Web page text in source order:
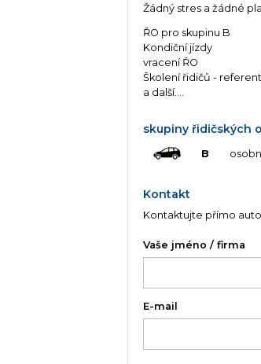
Žádný stres a žádné
ŘO pro skupinu B
Kondiční jízdy
vracení ŘO
Školení řidičů -
a další....
skupiny řidičských
B
Kontakt
Kontaktujte přímo
Vaše jméno / firma
E-mail